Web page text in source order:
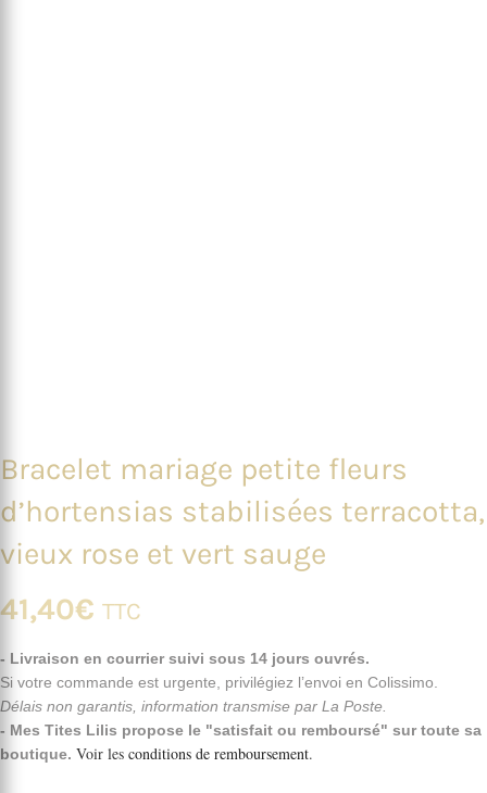
Bracelet mariage petite fleurs
d’hortensias stabilisées terracotta,
vieux rose et vert sauge
41,40€ TTC
- Livraison en courrier suivi sous 14 jours ouvrés.
Si votre commande est urgente, privilégiez l’envoi en Colissimo.
Délais non garantis, information transmise par La Poste.
- Mes Tites Lilis propose le "satisfait ou remboursé" sur toute sa
boutique. Voir les conditions de remboursement.